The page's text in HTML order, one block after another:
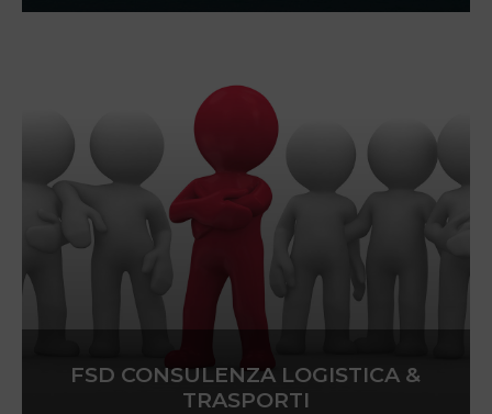
FSD CONSULENZA LOGISTICA &
TRASPORTI